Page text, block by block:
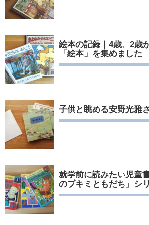
絵本の記録｜4歳、2歳
「絵本」を集めました
子供と眺める安野光雅
就学前に読みたい児童
のブキミともだち」シ